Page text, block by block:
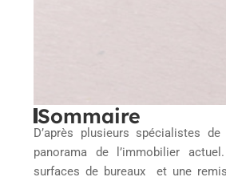
Sommaire
D’après plusieurs spécialistes
panorama de l’immobilier
surfaces de bureaux et une